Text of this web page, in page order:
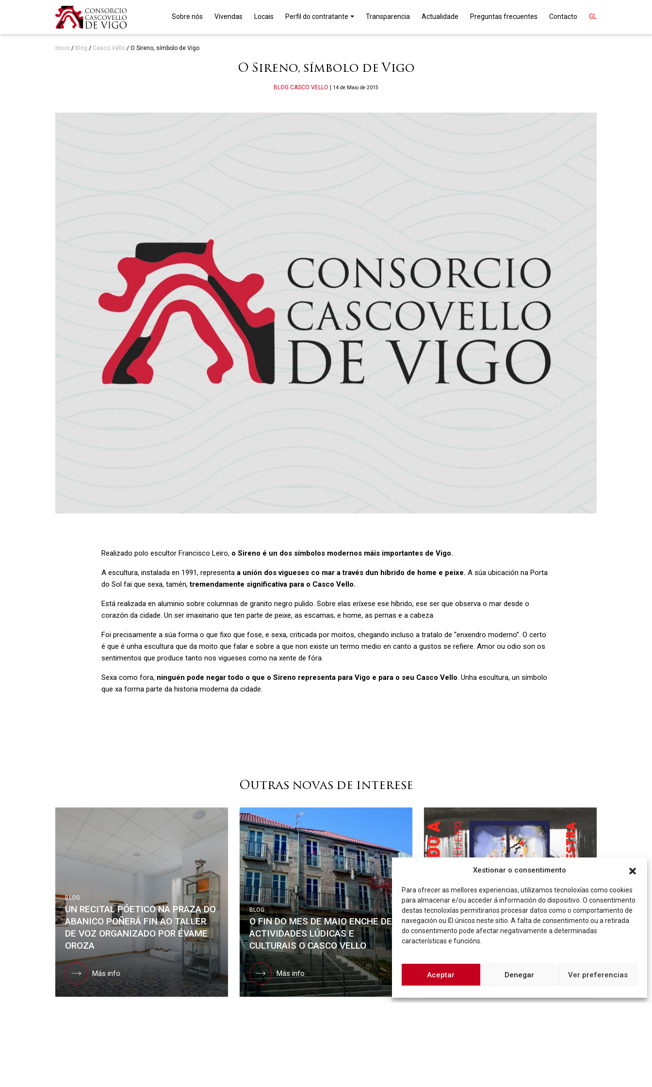
Xestionar o consentimento
Para ofrecer as mellores experiencias, utilizamos tecnoloxías como cookies
para almacenar e/ou acceder á información do dispositivo. O consentimento
destas tecnoloxías permitiranos procesar datos como o comportamento de
navegación ou ID únicos neste sitio. A falta de consentimento ou a retirada
do consentimento pode afectar negativamente a determinadas
características e funcións.
Aceptar Denegar Ver preferencias
Sobre nós Vivendas Locais Perfil do contratante Transparencia Actualidade Preguntas frecuentes Contacto GL
Inicio / Blog / Casco Vello / O Sireno, símbolo de Vigo
O Sireno, símbolo de Vigo
Categories
BLOG CASCO VELLO 14 de Maio de 2015
Realizado polo escultor Francisco Leiro, o Sireno é un dos símbolos modernos máis importantes de Vigo.
A escultura, instalada en 1991, representa a unión dos vigueses co mar a través dun híbrido de home e peixe. A súa ubicación na Porta
do Sol fai que sexa, tamén,tremendamente significativa para o Casco Vello.
Está realizada en aluminio sobre columnas de granito negro pulido. Sobre elas eríxese ese híbrido, ese ser que observa o mar desde o
corazón da cidade. Un ser imaxinario que ten parte de peixe, as escamas, e home, as pernas e a cabeza.
Foi precisamente a súa forma o que fixo que fose, e sexa, criticada por moitos, chegando incluso a tratalo de “enxendro moderno”. O certo
é que é unha escultura que da moito que falar e sobre a que non existe un termo medio en canto a gustos se refiere. Amor ou odio son os
sentimentos que produce tanto nos vigueses como na xente de fóra.
Sexa como fora, ninguén pode negar todo o que o Sireno representa para Vigo e para o seu Casco Vello. Unha escultura, un símbolo
que xa forma parte da historia moderna da cidade.
Outras novas de interese
BLOG
UN RECITAL PÓETICO NA PRAZA DO
ABANICO POÑERÁ FIN AO TALLER
DE VOZ ORGANIZADO POR ÉVAME
OROZA
Más info
BLOG
O FIN DO MES DE MAIO ENCHE DE
ACTIVIDADES LÚDICAS E
CULTURAIS O CASCO VELLO
Más info
BLOG
ANTONIO GARCÍA TEIJEIRO
CONVERSARÁ MAÑÁ AO REDOR DA
SÚA OBRA NA SEDE DE ÉVAME
OROZA